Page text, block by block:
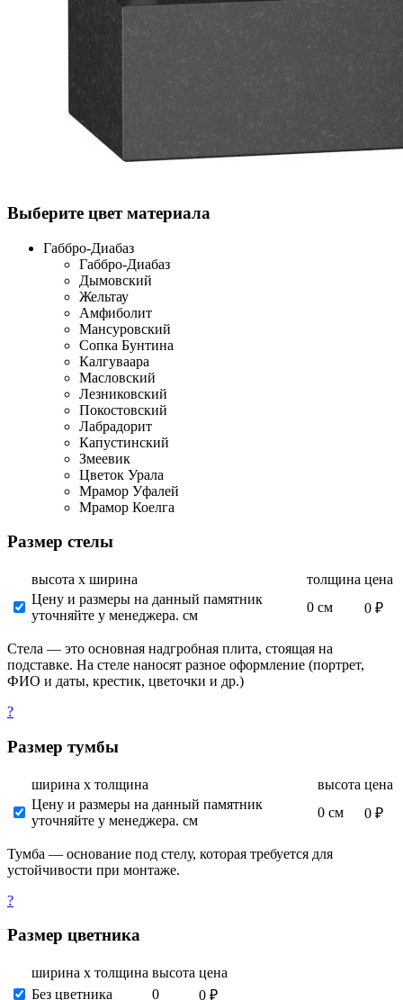
Выберите цвет материала
Габбро-Диабаз
Габбро-Диабаз
Дымовский
Жельтау
Амфиболит
Мансуровский
Сопка Бунтина
Калгуваара
Масловский
Лезниковский
Покостовский
Лабрадорит
Капустинский
Змеевик
Цветок Урала
Мрамор Уфалей
Мрамор Коелга
Размер стелы
высота х ширина толщина цена
Цену и размеры на данный памятник
уточняйте у менеджера. см
0 см 0 ₽
Стела — это основная надгробная плита, стоящая на
подставке. На стеле наносят разное оформление (портрет,
ФИО и даты, крестик, цветочки и др.)
?
Размер тумбы
ширина х толщина высота цена
Цену и размеры на данный памятник
уточняйте у менеджера. см
0 см 0 ₽
Тумба — основание под стелу, которая требуется для
устойчивости при монтаже.
?
Размер цветника
ширина х толщина высота цена
Без цветника
0 0 ₽